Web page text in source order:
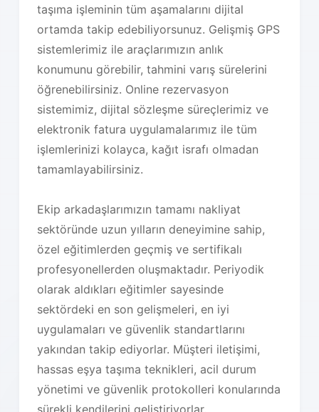
taşıma işleminin tüm aşamalarını dijital
ortamda takip edebiliyorsunuz. Gelişmiş GPS
sistemlerimiz ile araçlarımızın anlık
konumunu görebilir, tahmini varış sürelerini
öğrenebilirsiniz. Online rezervasyon
sistemimiz, dijital sözleşme süreçlerimiz ve
elektronik fatura uygulamalarımız ile tüm
işlemlerinizi kolayca, kağıt israfı olmadan
tamamlayabilirsiniz.
Ekip arkadaşlarımızın tamamı nakliyat
sektöründe uzun yılların deneyimine sahip,
özel eğitimlerden geçmiş ve sertifikalı
profesyonellerden oluşmaktadır. Periyodik
olarak aldıkları eğitimler sayesinde
sektördeki en son gelişmeleri, en iyi
uygulamaları ve güvenlik standartlarını
yakından takip ediyorlar. Müşteri iletişimi,
hassas eşya taşıma teknikleri, acil durum
yönetimi ve güvenlik protokolleri konularında
sürekli kendilerini geliştiriyorlar.